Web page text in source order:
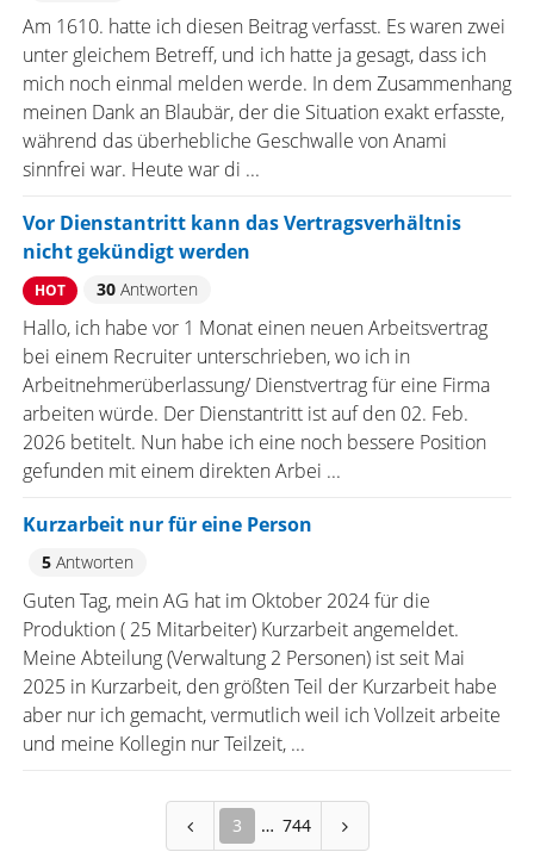
Am 1610. hatte ich diesen Beitrag verfasst. Es waren zwei
unter gleichem Betreff, und ich hatte ja gesagt, dass ich
mich noch einmal melden werde. In dem Zusammenhang
meinen Dank an Blaubär, der die Situation exakt erfasste,
während das überhebliche Geschwalle von Anami
sinnfrei war. Heute war di ...
Vor Dienstantritt kann das Vertragsverhältnis
nicht gekündigt werden
HOT 30Antworten
Hallo, ich habe vor 1 Monat einen neuen Arbeitsvertrag
bei einem Recruiter unterschrieben, wo ich in
Arbeitnehmerüberlassung/ Dienstvertrag für eine Firma
arbeiten würde. Der Dienstantritt ist auf den 02. Feb.
2026 betitelt. Nun habe ich eine noch bessere Position
gefunden mit einem direkten Arbei ...
Kurzarbeit nur für eine Person
5Antworten
Guten Tag, mein AG hat im Oktober 2024 für die
Produktion ( 25 Mitarbeiter) Kurzarbeit angemeldet.
Meine Abteilung (Verwaltung 2 Personen) ist seit Mai
2025 in Kurzarbeit, den größten Teil der Kurzarbeit habe
aber nur ich gemacht, vermutlich weil ich Vollzeit arbeite
und meine Kollegin nur Teilzeit, ...
3 744